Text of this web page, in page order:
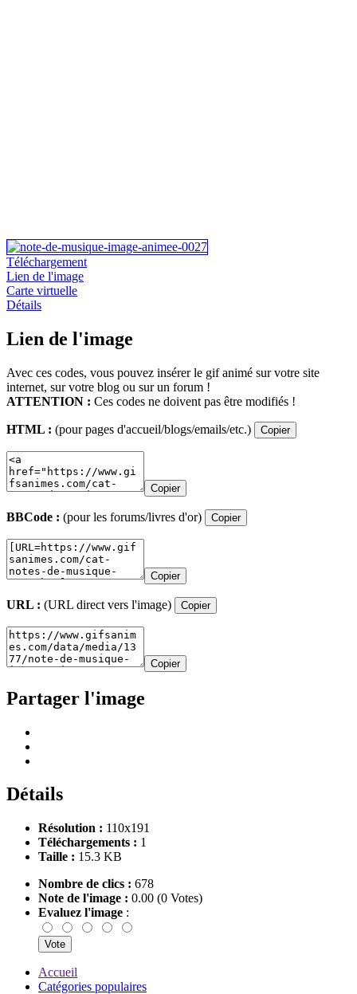
Téléchargement
Lien de l'image
Carte virtuelle
Détails
Lien de l'image
Avec ces codes, vous pouvez insérer le gif animé sur votre site
internet, sur votre blog ou sur un forum !
ATTENTION : Ces codes ne doivent pas être modifiés !
HTML : (pour pages d'accueil/blogs/emails/etc.) Copier
Copier
BBCode : (pour les forums/livres d'or) Copier
Copier
URL : (URL direct vers l'image) Copier
Copier
Partager l'image
Détails
Résolution : 110x191
Téléchargements : 1
Taille : 15.3 KB
Nombre de clics : 678
Note de l'image : 0.00 (0 Votes)
Evaluez l'image :
Accueil
Catégories populaires